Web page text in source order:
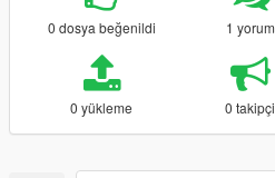
0 dosya beğenildi 1 yorum
0 yükleme 0 takipçi